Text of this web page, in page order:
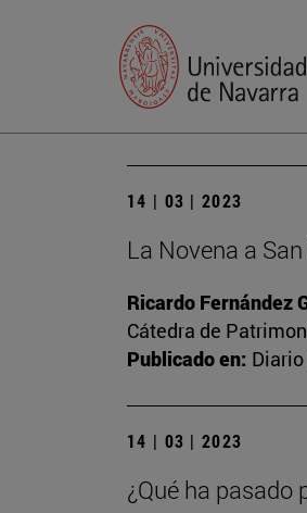
14 | 03 | 2023
La Novena a
Ricardo Fernández
Cátedra de
Publicado en:
14 | 03 | 2023
¿Qué ha pasado